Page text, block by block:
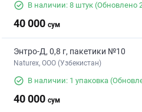
В наличии: 8 штук (Обновлено
40 000 сум
Энтро-Д, 0,8 г, пакетики №10
Naturex, OOO (Узбекистан)
В наличии: 1 упаковка
40 000 сум